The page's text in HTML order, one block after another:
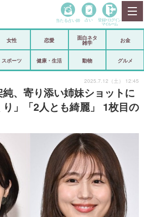
政治
スポーツ
アリ／ナシ
ショップ
ログイン/マイルーム
当たる占い師 占い 登録• ログイン
マイルーム
女性 恋愛
面白ネタ
雑学
お金
スポーツ 健康・生活 動物 グルメ
、寄り添い姉妹ショットに
」「2人とも綺麗」 1枚目の
2025.7.12（土） 12:45